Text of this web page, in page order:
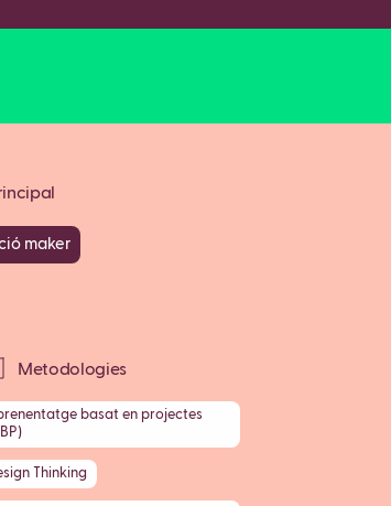
maker
Metodologies
basat en projectes
Thinking